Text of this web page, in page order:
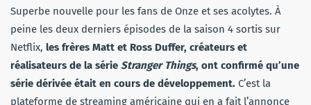
Superbe nouvelle pour les fans de Onze et ses acolytes. À
peine les deux derniers épisodes de la saison 4 sortis sur
Netflix, les frères Matt et Ross Duffer, créateurs et
réalisateurs de la série Stranger Things, ont confirmé qu’une
série dérivée était en cours de développement. C’est la
plateforme de streaming américaine qui en a fait l’annonce